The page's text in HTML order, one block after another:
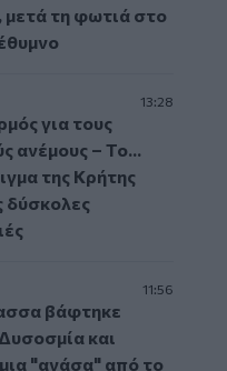
μετά τη φωτιά στο
13:28
για τους
ανέμους – Το...
της Κρήτης
δύσκολες
11:56
βάφτηκε
και
"ανάσα" από το